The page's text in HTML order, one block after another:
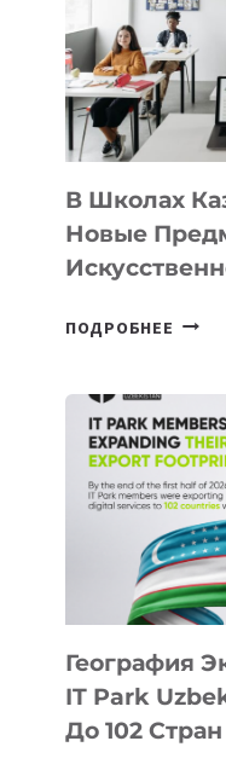
BY
MOST
—
ДЛЯ
В Школах
Новые
ПОДРОБНЕЕ В
ПО
География
IT Park
До 102 Стран